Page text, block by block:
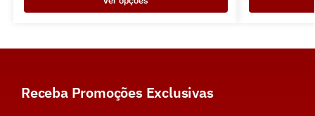
Receba Promoções Exclusivas